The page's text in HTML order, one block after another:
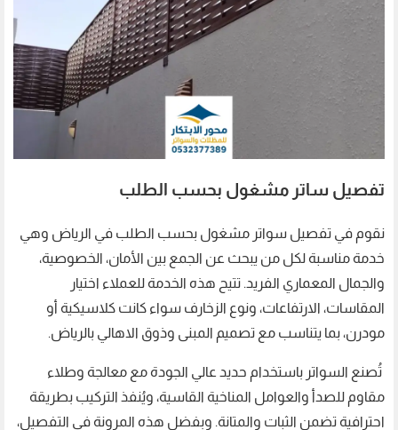
تفصيل ساتر مشغول بحسب الطلب
نقوم في تفصيل سواتر مشغول بحسب الطلب في الرياض وهي
خدمة مناسبة لكل من يبحث عن الجمع بين الأمان، الخصوصية،
والجمال المعماري الفريد. تتيح هذه الخدمة للعملاء اختيار
المقاسات، الارتفاعات، ونوع الزخارف سواء كانت كلاسيكية أو
مودرن، بما يتناسب مع تصميم المبنى وذوق الاهالي بالرياض.
تُصنع السواتر باستخدام حديد عالي الجودة مع معالجة وطلاء
مقاوم للصدأ والعوامل المناخية القاسية، ويُنفذ التركيب بطريقة
احترافية تضمن الثبات والمتانة. وبفضل هذه المرونة في التفصيل،